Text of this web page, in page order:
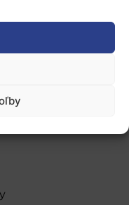
februára 2020.